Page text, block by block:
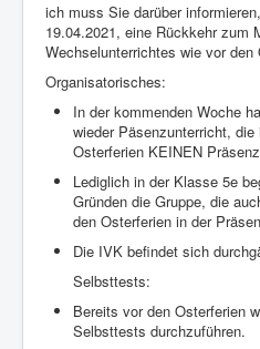
ich muss Sie darüber
19.04.2021, eine Rückkehr zum
Wechselunterrichtes wie vor
Organisatorisches:
In der kommenden Woche
wieder Päsenzunterricht,
Osterferien KEINEN
Lediglich in der Klasse 5e
Gründen die Gruppe, die
den Osterferien in der
Die IVK befindet sich
Selbsttests:
Bereits vor den Osterferien
Selbsttests durchzuführen.